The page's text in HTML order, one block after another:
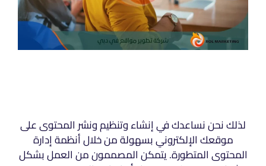
لذلك نحن نساعدك في إنشاء وتنظيم ونشر المحتوى على
موقعك الإلكتروني بسهولة من خلال أنظمة إدارة
المحتوى المتطورة. يتمكن المصممون من العمل بشكل